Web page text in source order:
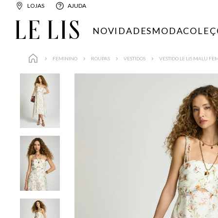
LOJAS AJUDA
NOVIDADESMODA
FEMININO ROUPAS VESTIDOS VESTIDO LE LIS MALU